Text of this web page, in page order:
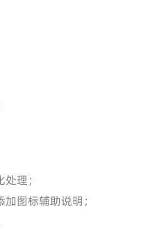
理；
图标辅助说明；